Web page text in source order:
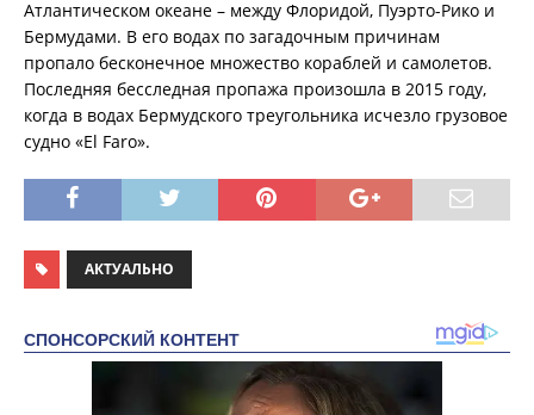
Атлантическом океане – между Флоридой, Пуэрто-Рико и
Бермудами. В его водах по загадочным причинам
пропало бесконечное множество кораблей и самолетов.
Последняя бесследная пропажа произошла в 2015 году,
когда в водах Бермудского треугольника исчезло грузовое
судно «El Faro».
АКТУАЛЬНО